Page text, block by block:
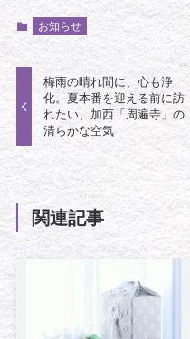
お知らせ
梅雨の晴れ間に、心も浄
化。夏本番を迎える前に訪
れたい、加西「周遍寺」の
清らかな空気
関連記事